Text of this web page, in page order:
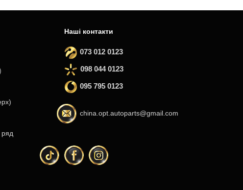
ряд
Наші контакти
073 012 0123
098 044 0123
095 795 0123
china.opt.autoparts@gmail.com